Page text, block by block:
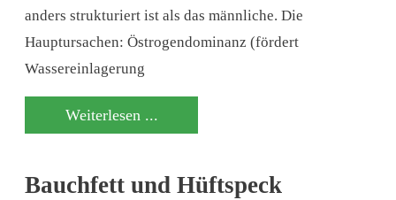
anders strukturiert ist als das männliche. Die
Hauptursachen: Östrogendominanz (fördert
Wassereinlagerung
Weiterlesen ...
Bauchfett und Hüftspeck